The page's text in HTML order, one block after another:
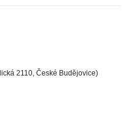
2110, České Budějovice)